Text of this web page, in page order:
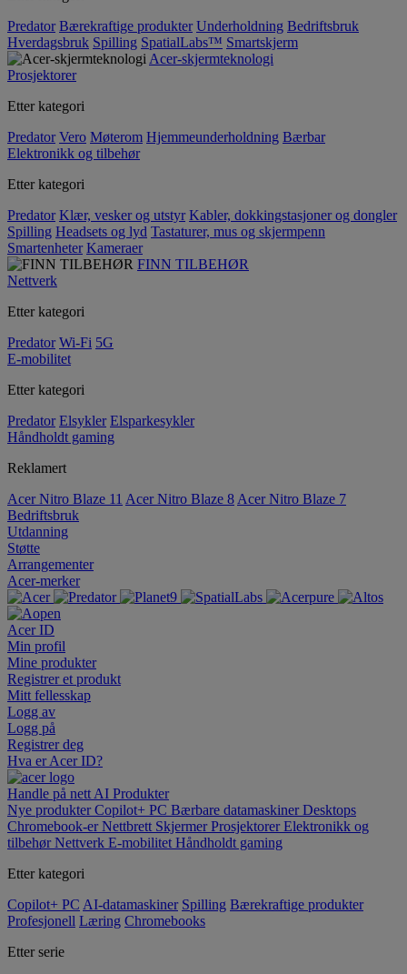
Predator Bærekraftige produkter Underholdning Bedriftsbruk
Hverdagsbruk Spilling SpatialLabs™ Smartskjerm
Acer-skjermteknologi
Prosjektorer
Etter kategori
Predator Vero Møterom Hjemmeunderholdning Bærbar
Elektronikk og tilbehør
Etter kategori
Predator Klær, vesker og utstyr Kabler, dokkingstasjoner og dongler
Spilling Headsets og lyd Tastaturer, mus og skjermpenn
Smartenheter Kameraer
FINN TILBEHØR
Nettverk
Etter kategori
Predator Wi-Fi 5G
E-mobilitet
Etter kategori
Predator Elsykler Elsparkesykler
Håndholdt gaming
Reklamert
Acer Nitro Blaze 11 Acer Nitro Blaze 8 Acer Nitro Blaze 7
Bedriftsbruk
Utdanning
Støtte
Arrangementer
Acer-merker
Acer ID
Min profil
Mine produkter
Registrer et produkt
Mitt fellesskap
Logg av
Logg på
Registrer deg
Hva er Acer ID?
Handle på nett AI Produkter
Nye produkterCopilot+ PC Bærbare datamaskinerDesktops
Chromebook-erNettbrett SkjermerProsjektorerElektronikk og
tilbehørNettverk E-mobilitet Håndholdt gaming
Etter kategori
Copilot+ PC AI-datamaskiner Spilling Bærekraftige produkter
Profesjonell Læring Chromebooks
Etter serie